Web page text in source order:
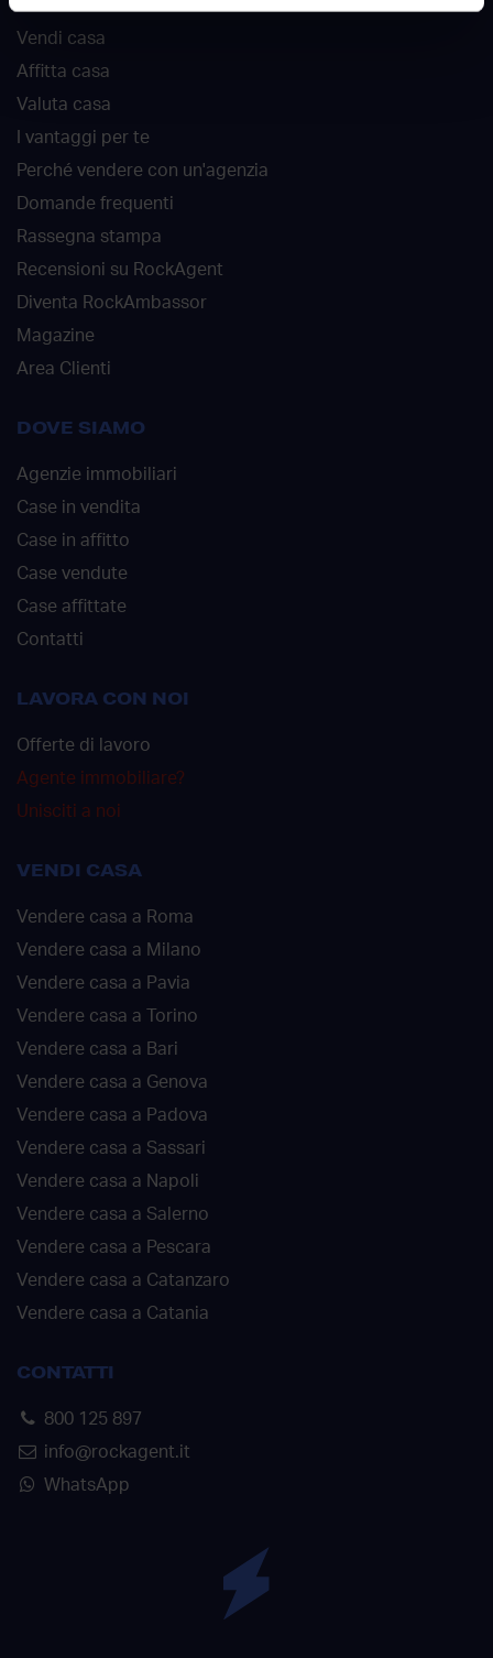
Vendi casa
Affitta casa
Valuta casa
I vantaggi per te
Perché vendere con un'agenzia
Domande frequenti
Rassegna stampa
Recensioni su RockAgent
Diventa RockAmbassor
Magazine
Area Clienti
DOVE SIAMO
Agenzie immobiliari
Case in vendita
Case in affitto
Case vendute
Case affittate
Contatti
LAVORA CON NOI
Offerte di lavoro
Agente immobiliare?
Unisciti a noi
VENDI CASA
Vendere casa a Roma
Vendere casa a Milano
Vendere casa a Pavia
Vendere casa a Torino
Vendere casa a Bari
Vendere casa a Genova
Vendere casa a Padova
Vendere casa a Sassari
Vendere casa a Napoli
Vendere casa a Salerno
Vendere casa a Pescara
Vendere casa a Catanzaro
Vendere casa a Catania
CONTATTI
800 125 897
info@rockagent.it
WhatsApp